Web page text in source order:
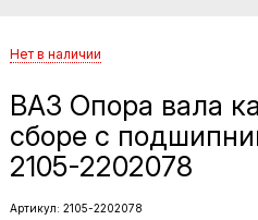
Нет в наличии
ВАЗ Опора вала
сборе с
2105-2202078
Артикул: 2105-2202078